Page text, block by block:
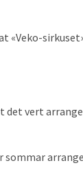
vert
sommar